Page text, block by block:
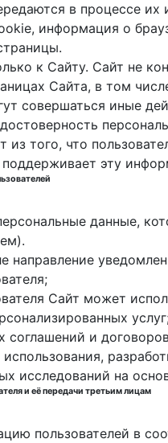
в процессе
информация о
к Сайту. Сайт не
Сайта, в том
совершаться иные
из того, что
эту
данные,
направление
Сайт может
соглашений и
исследований на
и её передачи третьим лицам
пользователей в